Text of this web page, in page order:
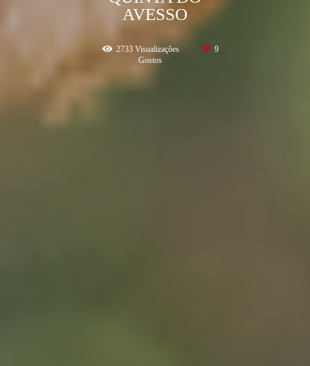
AVESSO
2733Visualizações
9
Gostos